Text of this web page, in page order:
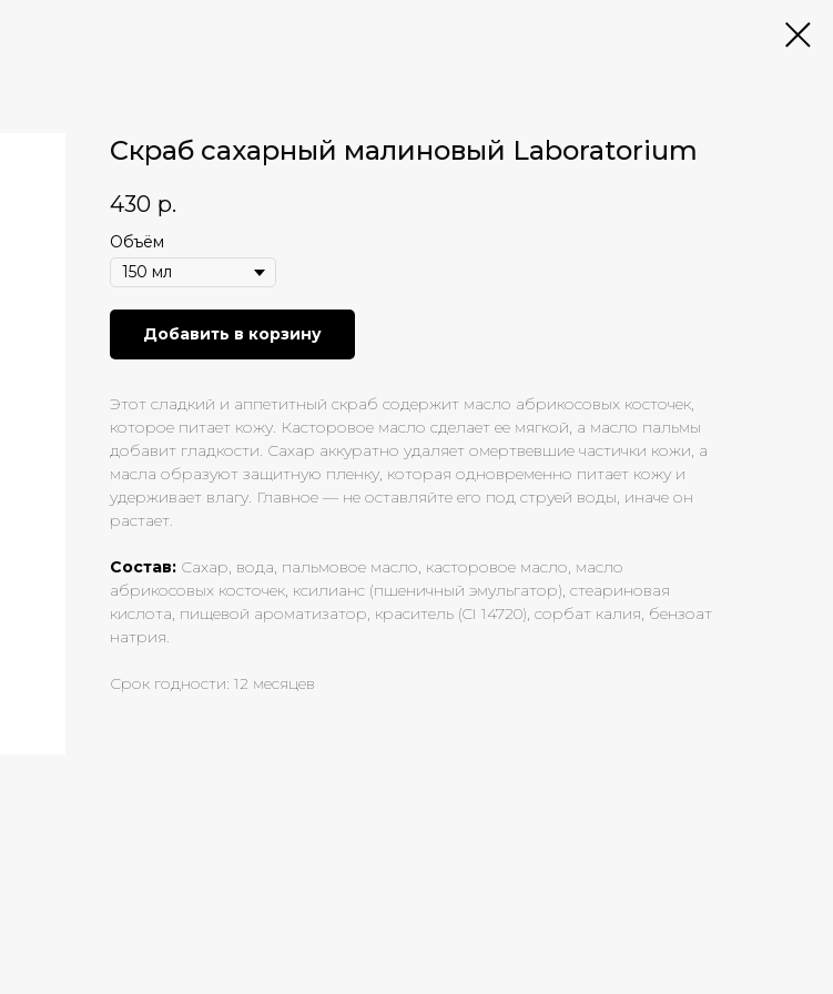
Скраб сахарный малиновый Laboratorium
430 р.
Объём
Добавить в корзину
Этот сладкий и аппетитный скраб содержит масло абрикосовых косточек,
которое питает кожу. Касторовое масло сделает ее мягкой, а масло пальмы
добавит гладкости. Сахар аккуратно удаляет омертвевшие частички кожи, а
масла образуют защитную пленку, которая одновременно питает кожу и
удерживает влагу. Главное — не оставляйте его под струей воды, иначе он
растает.
Состав: Сахар, вода, пальмовое масло, касторовое масло, масло
абрикосовых косточек, ксилианс (пшеничный эмульгатор), стеариновая
кислота, пищевой ароматизатор, краситель (CI 14720), сорбат калия, бензоат
натрия.
Срок годности: 12 месяцев